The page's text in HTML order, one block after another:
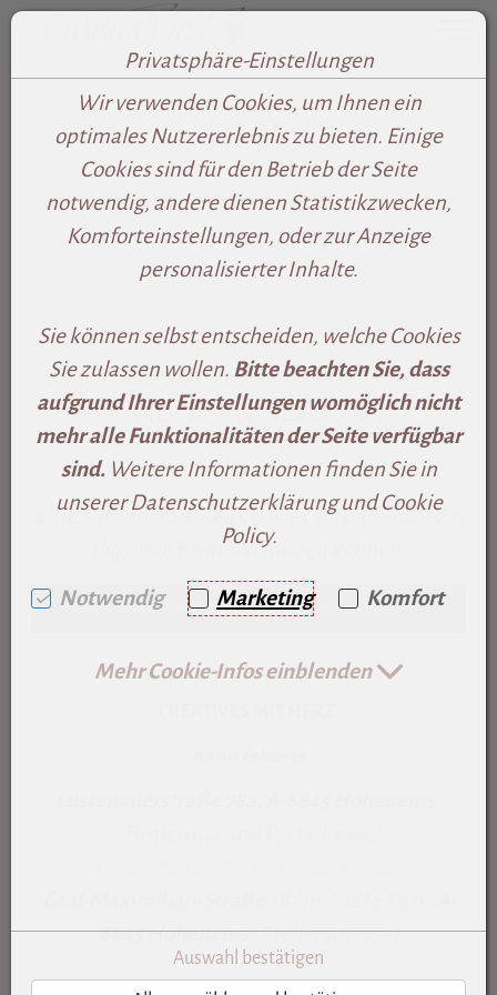
Zum Inhalt springen [AK + 0]
Zum Footer-Menü unten (angedockt an Browserrand)
Zum rechten senkrechten Seitenmenü springen [AK +
Zum Widget-Menü rechts springen [AK + 3]
Zu den Inhalten im Fußbereich springen [AK + 4]
ONLINE ANMELDUNG
Bitte stimmen Sie den Cookies zu, damit Sie das
folgende Formular nutzen können.
Cookie Informationen ansehen/zustimmen
6845 Hohenems(Atelieradresse)
Privatsphäre-Einstellungen
Wir verwenden Cookies, um Ihnen ein
optimales Nutzererlebnis zu bieten. Einige
Cookies sind für den Betrieb der Seite
notwendig, andere dienen Statistikzwecken,
Komforteinstellungen, oder zur Anzeige
personalisierter Inhalte.
Sie können selbst entscheiden, welche Cookies
Sie zulassen wollen. Bitte beachten Sie, dass
aufgrund Ihrer Einstellungen womöglich nicht
mehr alle Funktionalitäten der Seite verfügbar
sind.Weitere Informationen finden Sie in
unserer Datenschutzerklärung und Cookie
Policy.
Notwendig Marketing Komfort
Mehr Cookie-Infos einblenden
Auswahl bestätigen